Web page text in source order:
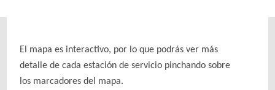
El mapa es interactivo, por lo que podrás ver más
detalle de cada estación de servicio pinchando sobre
los marcadores del mapa.